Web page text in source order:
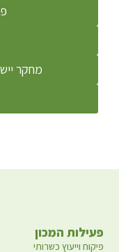
מחקר
פעילות המכון
פיקוח וייעוץ כשרותי